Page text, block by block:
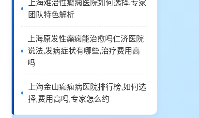
上海难治性癫痫医院如何选择,专家
团队特色解析
上海原发性癫痫能治愈吗仁济医院
说法,发病症状有哪些,治疗费用高
吗
上海金山癫痫病医院排行榜,如何选
择,费用高吗,专家怎么约